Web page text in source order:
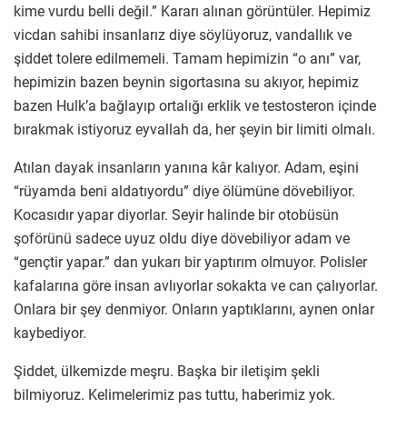
kime vurdu belli değil.” Kararı alınan görüntüler. Hepimiz
vicdan sahibi insanlarız diye söylüyoruz, vandallık ve
şiddet tolere edilmemeli. Tamam hepimizin “o anı” var,
hepimizin bazen beynin sigortasına su akıyor, hepimiz
bazen Hulk’a bağlayıp ortalığı erklik ve testosteron içinde
bırakmak istiyoruz eyvallah da, her şeyin bir limiti olmalı.
Atılan dayak insanların yanına kâr kalıyor. Adam, eşini
“rüyamda beni aldatıyordu” diye ölümüne dövebiliyor.
Kocasıdır yapar diyorlar. Seyir halinde bir otobüsün
şoförünü sadece uyuz oldu diye dövebiliyor adam ve
“gençtir yapar.” dan yukarı bir yaptırım olmuyor. Polisler
kafalarına göre insan avlıyorlar sokakta ve can çalıyorlar.
Onlara bir şey denmiyor. Onların yaptıklarını, aynen onlar
kaybediyor.
Şiddet, ülkemizde meşru. Başka bir iletişim şekli
bilmiyoruz. Kelimelerimiz pas tuttu, haberimiz yok.